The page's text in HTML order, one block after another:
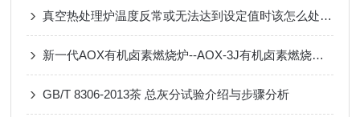
真空热处理炉温度反常或无法达到设定值时该怎么处理？
新一代AOX有机卤素燃烧炉--AOX-3J有机卤素燃烧炉 产品介绍
GB/T 8306-2013茶 总灰分试验介绍与步骤分析